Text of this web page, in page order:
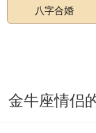
建议把握7-
一"法则：
你猜怎么着
八字合婚